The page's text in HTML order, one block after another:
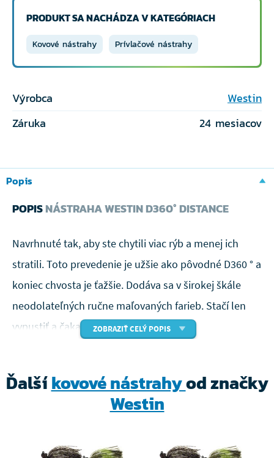
PRODUKT SA NACHÁDZA V KATEGÓRIACH
Kovové nástrahy Prívlačové nástrahy
Výrobca
Westin
Záruka
24 mesiacov
Popis
POPISNÁSTRAHA WESTIN D360° DISTANCE
Navrhnuté tak, aby ste chytili viac rýb a menej ich
stratili. Toto prevedenie je užšie ako pôvodné D360 ° a
koniec chvosta je ťažšie. Dodáva sa v širokej škále
neodolateľných ručne maľovaných farieb. Stačí len
vypustiť a čakať na záber.
Materiál: zinok
Inline koncept – stratíte menej rýb
ZOBRAZIŤ CELÝ POPIS
Ďalšíkovové nástrahyod značky
Westin